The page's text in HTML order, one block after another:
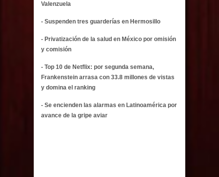
Valenzuela
- Suspenden tres guarderías en Hermosillo
- Privatización de la salud en México por omisión
y comisión
- Top 10 de Netflix: por segunda semana,
Frankenstein arrasa con 33.8 millones de vistas
y domina el ranking
- Se encienden las alarmas en Latinoamérica por
avance de la gripe aviar